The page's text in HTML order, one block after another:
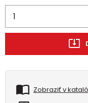
Zobraziť v